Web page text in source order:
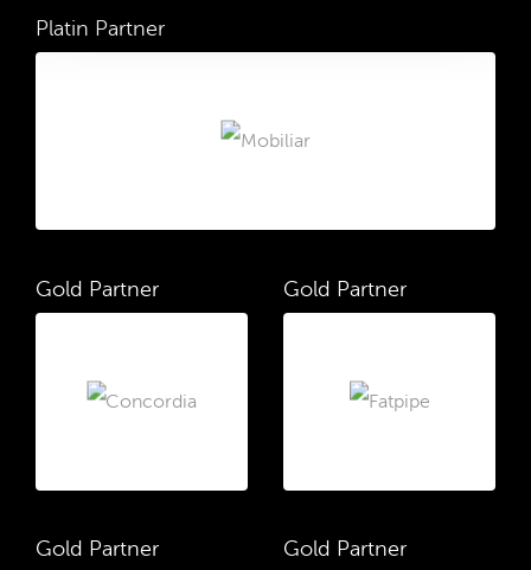
Platin Partner
Gold Partner Gold Partner
Gold Partner Gold Partner